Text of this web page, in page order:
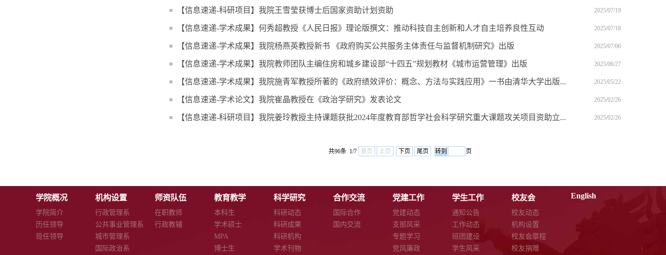
【信息速递-科研项目】我院王雪莹获博士后国家资助计划资助 2025/07/19
【信息速递-学术成果】何秀超教授《人民日报》理论版撰文：推动科技自主创新和人才自主培养良性互动 2025/07/18
【信息速递-学术成果】我院杨燕英教授新书 《政府购买公共服务主体责任与监督机制研究》出版 2025/07/06
【信息速递-学术成果】我院教师团队主编住房和城乡建设部“十四五”规划教材《城市运营管理》出版 2025/06/27
【信息速递-学术成果】我院施青军教授所著的《政府绩效评价：概念、方法与实践应用》一书由清华大学出版... 2025/05/22
【信息速递-学术论文】我院崔晶教授在《政治学研究》发表论文 2025/02/26
【信息速递-科研项目】我院姜玲教授主持课题获批2024年度教育部哲学社会科学研究重大课题攻关项目资助立... 2025/02/26
共96条 1/7 首页 上页 下页 尾页 页
学院概况
学院简介
历任领导
现任领导
机构设置
行政管理系
公共事业管理系
城市管理系
国际政治系
师资队伍
在职教师
行政教辅
教育教学
本科生
学术硕士
MPA
博士生
科学研究
科研动态
科研成果
科研机构
学术刊物
合作交流
国际合作
国内交流
党建工作
党建动态
支部风采
专题学习
党风廉政
学生工作
通知公告
工作动态
班团建设
学生风采
校友会
校友动态
机构设置
校友会章程
校友捐赠
English